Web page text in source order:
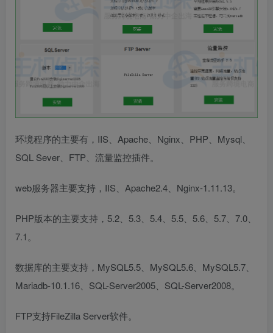
环境程序的主要有，IIS、Apache、Nginx、PHP、Mysql、
SQL Sever、FTP、流量监控插件。
web服务器主要支持，IIS、Apache2.4、Nginx-1.11.13。
PHP版本的主要支持，5.2、5.3、5.4、5.5、5.6、5.7、7.0、
7.1。
数据库的主要支持，MySQL5.5、MySQL5.6、MySQL5.7、
Mariadb-10.1.16、SQL-Server2005、SQL-Server2008。
FTP支持FileZilla Server软件。